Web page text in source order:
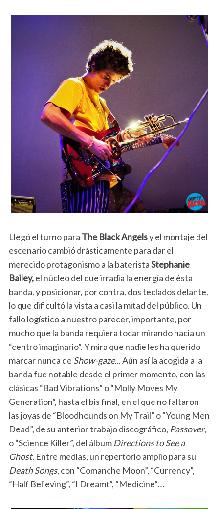
Llegó el turno para The Black Angelsy el montaje del
escenario cambió drásticamente para dar el
merecido protagonismo a la bateristaStephanie
Bailey,el núcleo del que irradia la energía de ésta
banda, y posicionar, por contra, dos teclados delante,
lo que dificultó la vista a casi la mitad del público. Un
fallo logístico a nuestro parecer, importante, por
mucho que la banda requiera tocar mirando hacia un
“centro imaginario”. Y mira que nadie les ha querido
marcar nunca de Show-gaze... Aún así la acogida a la
banda fue notable desde el primer momento, con las
clásicas “Bad Vibrations” o “Molly Moves My
Generation”, hasta el bis final, en el que no faltaron
las joyas de “Bloodhounds on My Trail” o “Young Men
Dead”, de su anterior trabajo discográfico, Passover,
o “Science Killer”, del álbum Directions to See a
Ghost.Entre medias, un repertorio amplio para su
Death Songs, con “Comanche Moon”, “Currency”,
“Half Believing”, “I Dreamt”, “Medicine”…